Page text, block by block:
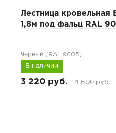
Лестница кровельная
1,8м под фальц RAL
Черный (RAL 9005)
В наличии
3 220 руб. 4 600 руб.